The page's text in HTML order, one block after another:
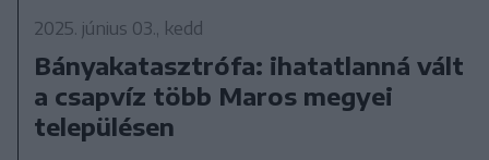
2025. június 03., kedd
Bányakatasztrófa: ihatatlanná vált
a csapvíz több Maros megyei
településen